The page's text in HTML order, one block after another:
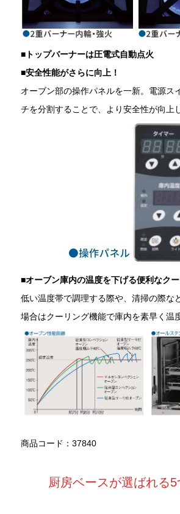
■ トップバーナーは圧電式自動点火
■安全性能がさらに向上！
オーブン部の操作パネルを一新。電源ス
チを分割することで、より安全性が向上
■オーブン庫内の温度を下げる便利なク
低い温度帯で調理する際や、清掃の際な
場合はクーリング機能で庫内を素早く温
商品コード：37840
厨房ベースが選ばれる5